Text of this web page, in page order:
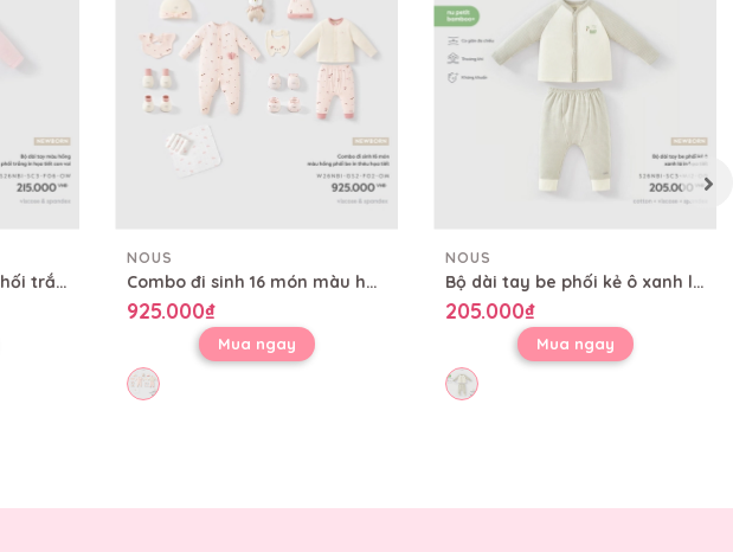
Bộ dài tay màu hồng phối trắng in họa tiết con voi
NOUS
Combo đi sinh 16 món màu hồng phối be in thêu họa tiết
925.000₫
Mua ngay
NOUS
Bộ dài tay be phối kẻ ô xanh lá in họa tiết
205.000₫
Mua ngay